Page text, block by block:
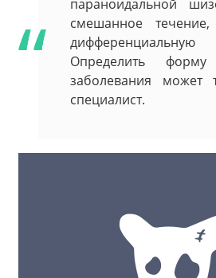
параноидальной
смешанное
Определить
заболевания может
специалист.